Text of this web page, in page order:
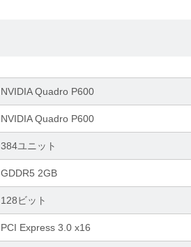
NVIDIA Quadro P600
NVIDIA Quadro P600
384ユニット
GDDR5 2GB
128ビット
PCI Express 3.0 x16